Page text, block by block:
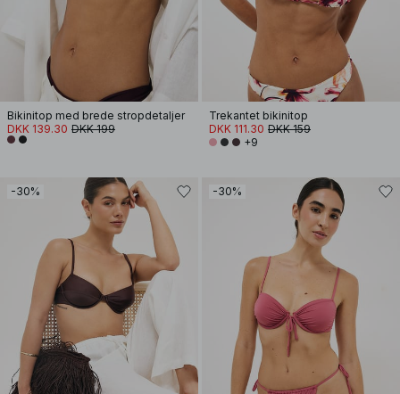
Bikinitop med brede stropdetaljer
DKK 139.30 DKK 199
Trekantet bikinitop
DKK 111.30 DKK 159
+9
-30% -30%